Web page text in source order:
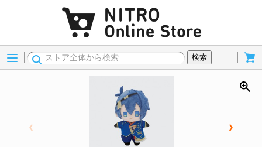
Menu
検索